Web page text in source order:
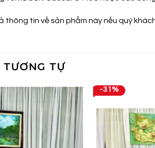
thông tin về sản phẩm này nếu quý
TỰ
-31%